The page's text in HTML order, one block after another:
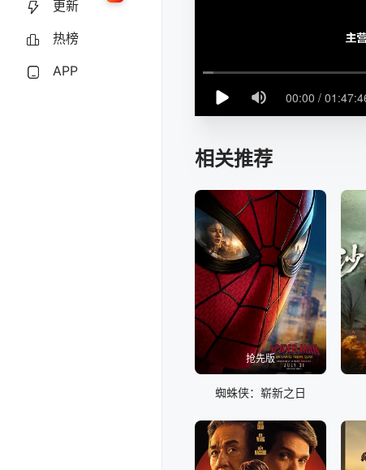
更新
热榜
APP
相关推荐
抢先版
蜘蛛侠：崭新之日